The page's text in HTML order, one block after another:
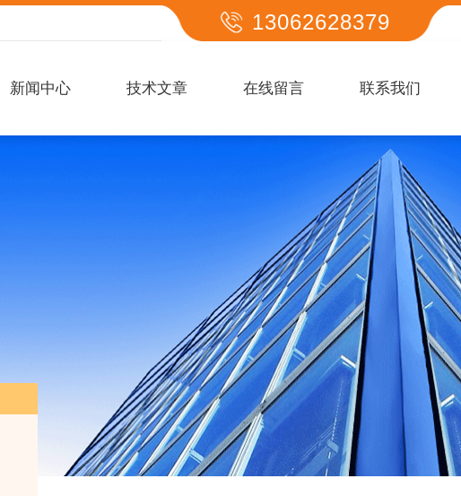
13062628379
新闻中心 技术文章 在线留言 联系我们